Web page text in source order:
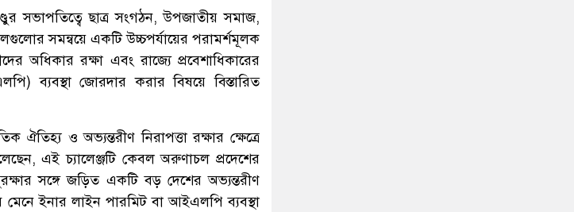
সভাপতিত্বে ছাত্র সংগঠন, উপজাতীয় সমাজ,
সমন্বয়ে একটি উচ্চপর্যায়ের পরামর্শমূলক
অধিকার রক্ষা এবং রাজ্যে প্রবেশাধিকারের
ব্যবস্থা জোরদার করার বিষয়ে বিস্তারিত
ঐতিহ্য ও অভ্যন্তরীণ নিরাপত্তা রক্ষার ক্ষেত্রে
এই চ্যালেঞ্জটি কেবল অরুণাচল প্রদেশের
সঙ্গে জড়িত একটি বড় দেশের অভ্যন্তরীণ
ইনার লাইন পারমিট বা আইএলপি ব্যবস্থা